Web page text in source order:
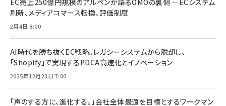
EC売上250億円規模のアルペンが語るOMOの裏側 ―ECシステム
刷新、メディアコマース転換、評価制度
2月4日 8:00
AI時代を勝ち抜くEC戦略。レガシーシステムから脱却し、
「Shopify」で実現するPDCA高速化とイノベーション
2025年12月23日 7:00
「声のする方に、進化する。」会社全体最適を目標とするワークマン